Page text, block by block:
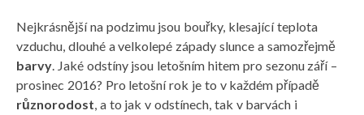
Nejkrásnější na podzimu jsou bouřky, klesající teplota
vzduchu, dlouhé a velkolepé západy slunce a samozřejmě
barvy. Jaké odstíny jsou letošním hitem pro sezonu září –
prosinec 2016? Pro letošní rok je to v každém případě
různorodost, a to jak v odstínech, tak v barvách i